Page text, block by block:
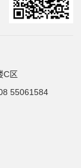
C区
55061584